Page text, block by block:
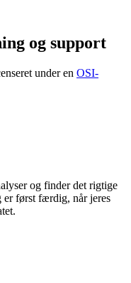
og support
under en OSI-
og finder det rigtige
er først færdig, når jeres